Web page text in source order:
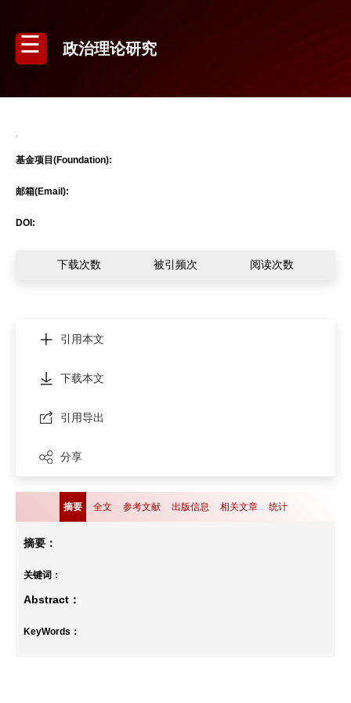
政治理论研究
,
基金项目(Foundation):
邮箱(Email):
DOI:
下载次数 被引频次 阅读次数
引用本文
下载本文
引用导出
分享
摘要 全文 参考文献 出版信息 相关文章 统计
摘要：
关键词：
Abstract：
KeyWords：